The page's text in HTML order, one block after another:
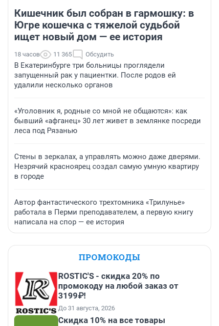
Кишечник был собран в гармошку: в
Югре кошечка с тяжелой судьбой
ищет новый дом — ее история
18 часов 11 365 Обсудить
В Екатеринбурге три больницы проглядели
запущенный рак у пациентки. После родов ей
удалили несколько органов
«Уголовник я, родные со мной не общаются»: как
бывший «афганец» 30 лет живет в землянке посреди
леса под Рязанью
Стены в зеркалах, а управлять можно даже дверями.
Незрячий красноярец создал самую умную квартиру
в городе
Автор фантастического трехтомника «Трилунье»
работала в Перми преподавателем, а первую книгу
написала на спор — ее история
ПРОМОКОДЫ
ROSTIC'S - скидка 20% по
промокоду на любой заказ от
3199₽!
До 31 августа, 2026
Скидка 10% на все товары